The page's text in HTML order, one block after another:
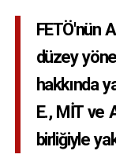
FETÖ'nün
düzey
hakkında
E., MİT ve
birliğiyle